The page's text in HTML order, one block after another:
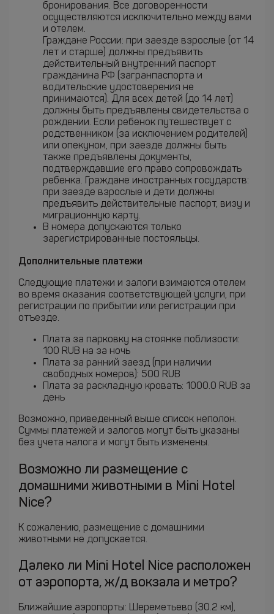
бронирования. Все договоренности
осуществляются исключительно между вами
и отелем.
Граждане России: при заезде взрослые (от 14
лет и старше) должны предъявить
действительный внутренний паспорт
гражданина РФ (загранпаспорта и
водительские удостоверения не
принимаются). Для всех детей (до 14 лет)
должны быть предъявлены свидетельства о
рождении. Если ребенок путешествует с
родственником (за исключением родителей)
или опекуном, при заезде должны быть
также предъявлены документы,
подтверждавшие его право сопровождать
ребенка. Граждане иностранных государств:
при заезде взрослые и дети должны
предъявить действительные паспорт, визу и
миграционную карту.
В номера допускаются только
зарегистрированные постояльцы.
Дополнительные платежи
Следующие платежи и залоги взимаются отелем
во время оказания соответствующей услуги, при
регистрации по прибытии или регистрации при
отъезде.
Плата за парковку на стоянке поблизости:
100 RUB на за ночь
Плата за ранний заезд (при наличии
свободных номеров): 500 RUB
Плата за раскладную кровать: 1000.0 RUB за
день
Возможно, приведенный выше список неполон.
Суммы платежей и залогов могут быть указаны
без учета налога и могут быть изменены.
Возможно ли размещение с
домашними животными в Mini Hotel
Nice?
К сожалению, размещение с домашними
животными не допускается.
Далеко ли Mini Hotel Nice расположен
от аэропорта, ж/д вокзала и метро?
Ближайшие аэропорты: Шереметьево (30.2 км),